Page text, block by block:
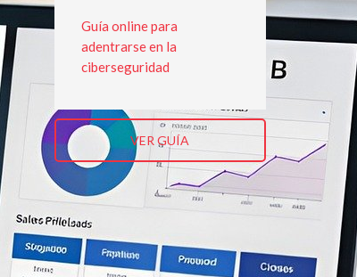
Guía online para
adentrarse en la
ciberseguridad
VER GUÍA